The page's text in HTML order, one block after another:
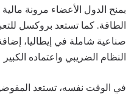
بمنح الدول الأعضاء مرونة
الطاقة. كما تستعد بروكسل
صناعية شاملة في إيطاليا،
النظام الضريبي واعتماده
في الوقت نفسه، تستعد